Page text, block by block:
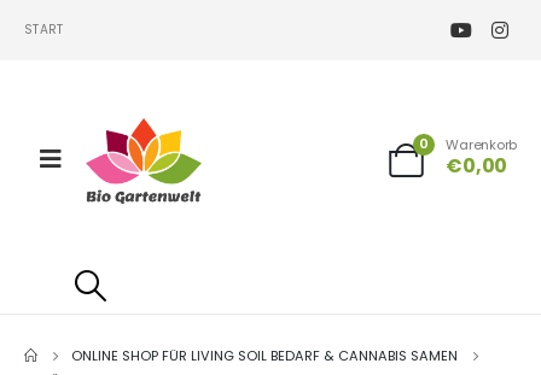
START
0 Warenkorb
€0,00
ONLINE SHOP FÜR LIVING SOIL BEDARF & CANNABIS SAMEN